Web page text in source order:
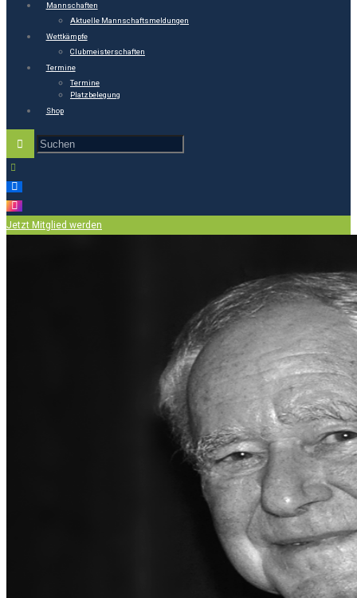
Mannschaften
Aktuelle Mannschaftsmeldungen
Wettkämpfe
Clubmeisterschaften
Termine
Termine
Platzbelegung
Shop
Jetzt Mitglied werden